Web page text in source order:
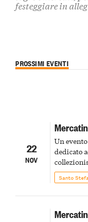
festeggiare in
PROSSIMI EVENTI
22
NOV
Un
dedicato
e memoria
Santo